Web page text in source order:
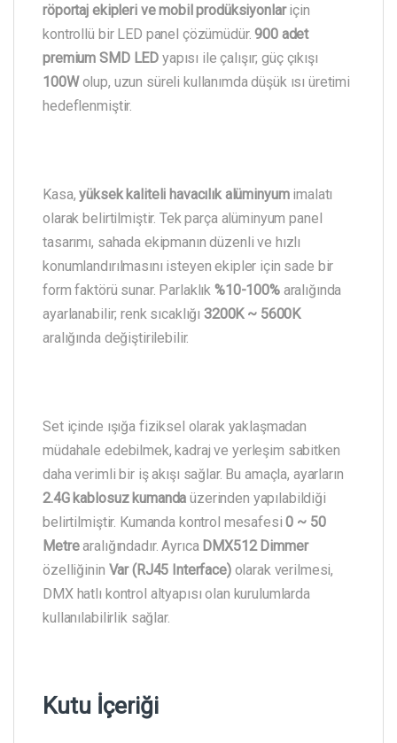
röportaj ekipleri ve mobil prodüksiyonlariçin
kontrollü bir LED panel çözümüdür.900 adet
premium SMD LED yapısı ile çalışır; güç çıkışı
100Wolup, uzun süreli kullanımda düşük ısı üretimi
hedeflenmiştir.
Kasa,yüksek kaliteli havacılık alüminyumimalatı
olarak belirtilmiştir. Tek parça alüminyum panel
tasarımı, sahada ekipmanın düzenli ve hızlı
konumlandırılmasını isteyen ekipler için sade bir
form faktörü sunar. Parlaklık %10-100%aralığında
ayarlanabilir; renk sıcaklığı 3200K ~ 5600K
aralığında değiştirilebilir.
Set içinde ışığa fiziksel olarak yaklaşmadan
müdahale edebilmek, kadraj ve yerleşim sabitken
daha verimli bir iş akışı sağlar. Bu amaçla, ayarların
2.4G kablosuz kumanda üzerinden yapılabildiği
belirtilmiştir. Kumanda kontrol mesafesi0 ~ 50
Metrearalığındadır. Ayrıca DMX512 Dimmer
özelliğinin Var (RJ45 Interface)olarak verilmesi,
DMX hatlı kontrol altyapısı olan kurulumlarda
kullanılabilirlik sağlar.
Kutu İçeriği